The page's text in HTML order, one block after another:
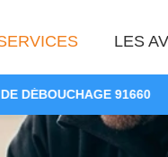
LES
91660 •